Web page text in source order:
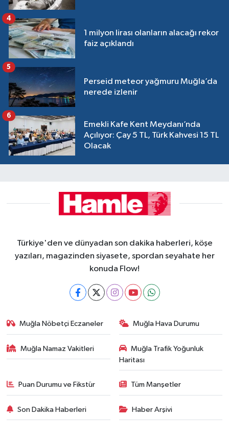
1 milyon lirası olanların alacağı rekor
faiz açıklandı
4
Perseid meteor yağmuru Muğla’da
nerede izlenir
5
Emekli Kafe Kent Meydanı’nda
Açılıyor: Çay 5 TL, Türk Kahvesi 15 TL
Olacak
6
Türkiye'den ve dünyadan son dakika haberleri, köşe
yazıları, magazinden siyasete, spordan seyahate her
konuda Flow!
Muğla Nöbetçi Eczaneler Muğla Hava Durumu
Muğla Namaz Vakitleri
Muğla Trafik Yoğunluk
Haritası
Puan Durumu ve Fikstür Tüm Manşetler
Son Dakika Haberleri Haber Arşivi